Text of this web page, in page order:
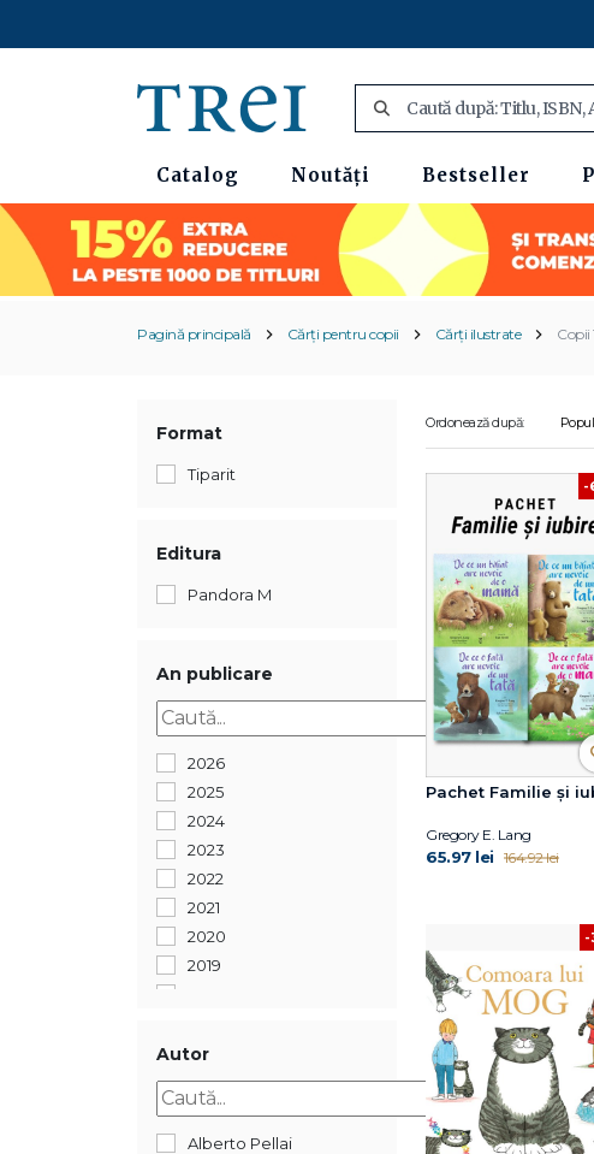
Catalog Noutăți Bestseller
Pagină principală Cărți pentru copii Cărți ilustrate Copii
Format
Tiparit
Editura
Pandora M
An publicare
2026
2025
2024
2023
2022
2021
2020
2019
2016
2015
Autor
Alberto Pellai
Ordonează după:
-
Pachet Familie și
Gregory E. Lang
65.97 lei 164.92 lei
-